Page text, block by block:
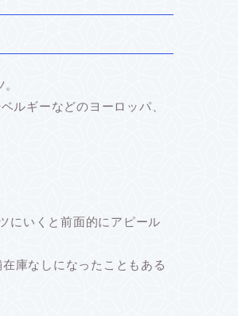
ルギーなどのヨーロッパ、
にいくと前面的にアピール
庫なしになったこともある